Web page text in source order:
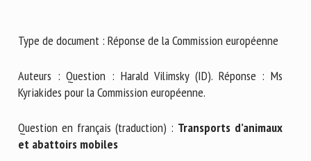
Type de document : Réponse de la Commission européenne
Auteurs : Question : Harald Vilimsky (ID). Réponse : Ms
Kyriakides pour la Commission européenne.
Question en français (traduction) : Transports d’animaux
et abattoirs mobiles
Nom *
Prénom *
Organisme *